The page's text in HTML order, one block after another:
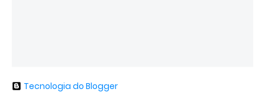
Tecnologia do Blogger